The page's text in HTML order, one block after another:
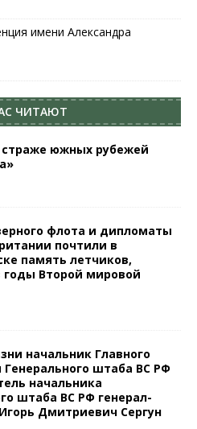
имени Александра
ЧИТАЮТ
страже южных рубежей
флота и дипломаты
почтили в
память летчиков,
годы Второй мировой
начальник Главного
Генерального штаба ВС РФ
начальника
штаба ВС РФ генерал-
Дмитриевич Сергун